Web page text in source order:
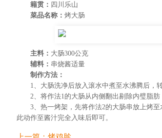
籍贯： 四川乐山
菜品名称： 烤大肠
主料： 大肠300公克
辅料： 串烧酱适量
制作方法：
1、大肠洗净后放入滚水中煮至水沸腾后，
2、将作法1的大肠从内侧翻出剔除内璧脂
3、热一烤架，先将作法2的大肠串放上烤
此动作至酱汁完全入味后即可。